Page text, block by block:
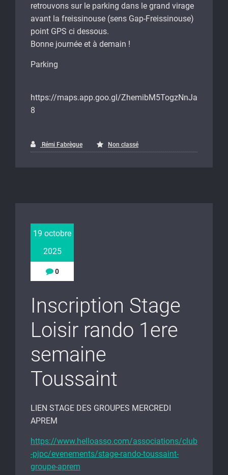
retrouvons sur le parking dans le grand virage
avant la freissinouse (sens Gap-Freissinouse)
point GPS ci dessous.
Bonne journée et à demain !
Parking
https://maps.app.goo.gl/ZhemibM5TogzNnJa
8
Rémi Fabrègue Non classé
19 octobre
2025
0
Inscription Stage
Loisir rando 1ere
semaine
Toussaint
LIEN STAGE DES GROUPES MERCREDI
APREM
https://www.helloasso.com/associations/club
-pjpc/evenements/stage-rando-toussaint-
groupe-aprem